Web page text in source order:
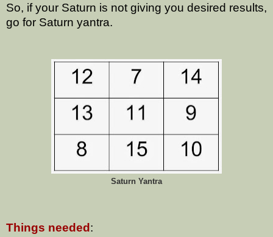
So, if your Saturn is not giving you desired results,
go for Saturn yantra.
Saturn Yantra
Things needed: